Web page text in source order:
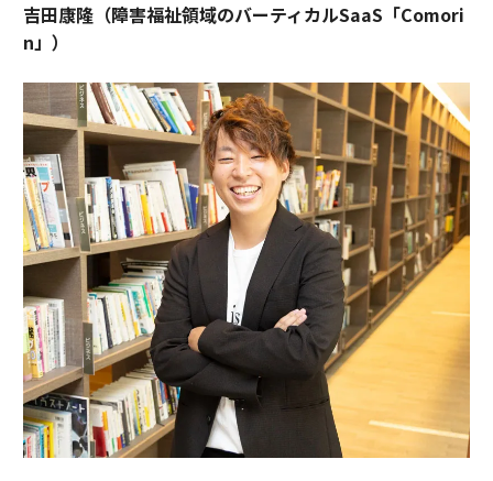
吉田康隆（障害福祉領域のバーティカルSaaS「Comori
n」）